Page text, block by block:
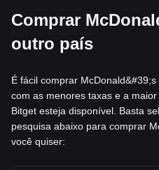
Comprar
outro país
É fácil comprar
com as menores taxas e a
Bitget esteja disponível. Basta
pesquisa abaixo para comprar
você quiser: